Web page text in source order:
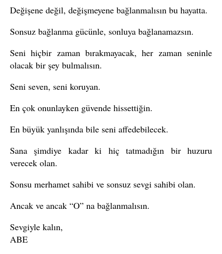
Değişene değil, değişmeyene bağlanmalısın bu hayatta.
Sonsuz bağlanma gücünle, sonluya bağlanamazsın.
Seni hiçbir zaman bırakmayacak, her zaman seninle
olacak bir şey bulmalısın.
Seni seven, seni koruyan.
En çok onunlayken güvende hissettiğin.
En büyük yanlışında bile seni affedebilecek.
Sana şimdiye kadar ki hiç tatmadığın bir huzuru
verecek olan.
Sonsu merhamet sahibi ve sonsuz sevgi sahibi olan.
Ancak ve ancak “O” na bağlanmalısın.
Sevgiyle kalın,
ABE